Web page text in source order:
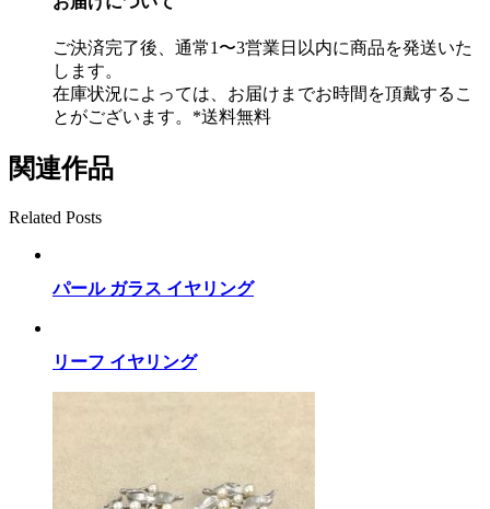
ご決済完了後、通常1〜3営業日以内に商品を発送いた
します。
在庫状況によっては、お届けまでお時間を頂戴するこ
とがございます。*送料無料
関連作品
Related Posts
パール ガラス イヤリング
リーフ イヤリング